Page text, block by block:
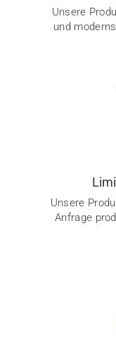
Unsere
und
Unsere
Anfrage